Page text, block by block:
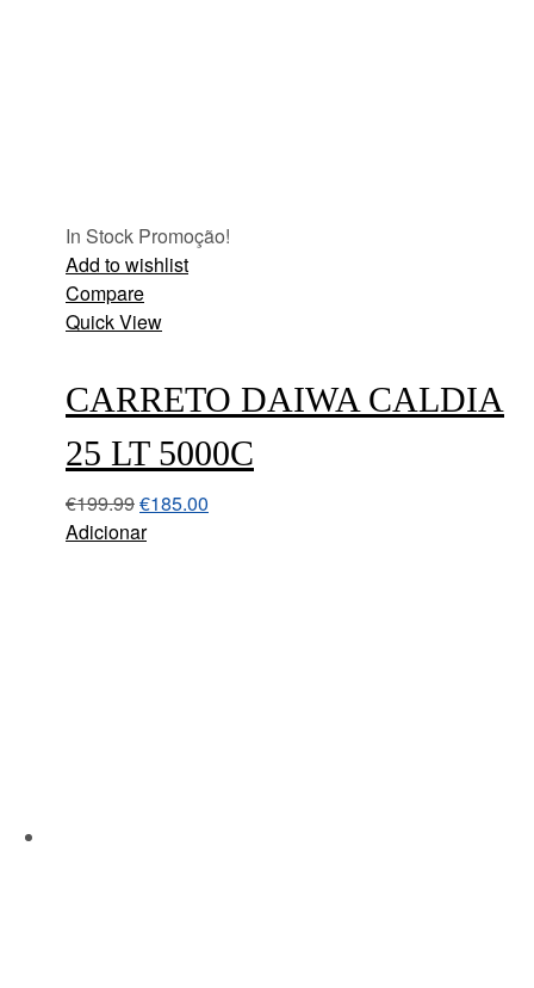
In Stock Promoção!
Add to wishlist
Compare
Quick View
CARRETO DAIWA CALDIA
25 LT 5000C
€199.99€185.00
Adicionar